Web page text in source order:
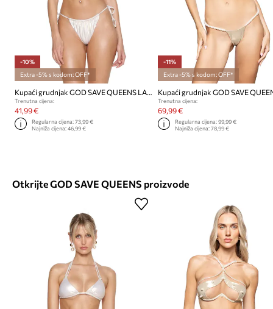
-10%
Extra -5% s kodom: OFF*
Kupaći grudnjak GOD SAVE QUEENS LA BRISA TOP
Trenutna cijena:
41,99 €
Regularna cijena:73,99 €
Najniža cijena:46,99 €
-11%
Extra -5% s kodom: OFF*
Trenutna cijena:
69,99 €
Regularna cijena: 99,99 €
Najniža cijena: 78,99 €
Otkrijte GOD SAVE QUEENS proizvode